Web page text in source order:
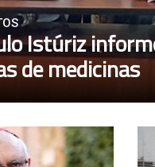
Istúriz
de medicinas